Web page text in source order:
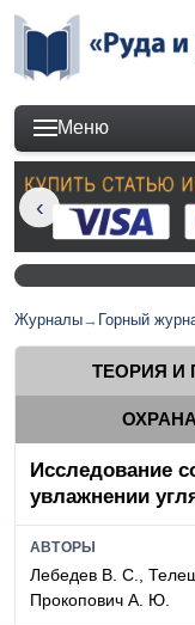
Меню
Журналы→ Горный
ТЕОРИЯ И
Исследование
увлажнении
АВТОРЫ
Лебедев В. С.,
Прокопович А. Ю.